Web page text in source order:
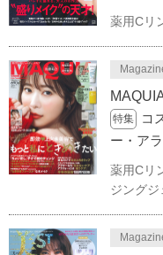
薬用Cリ
特集
コ
ー・ア
薬用Cリ
ジングジ